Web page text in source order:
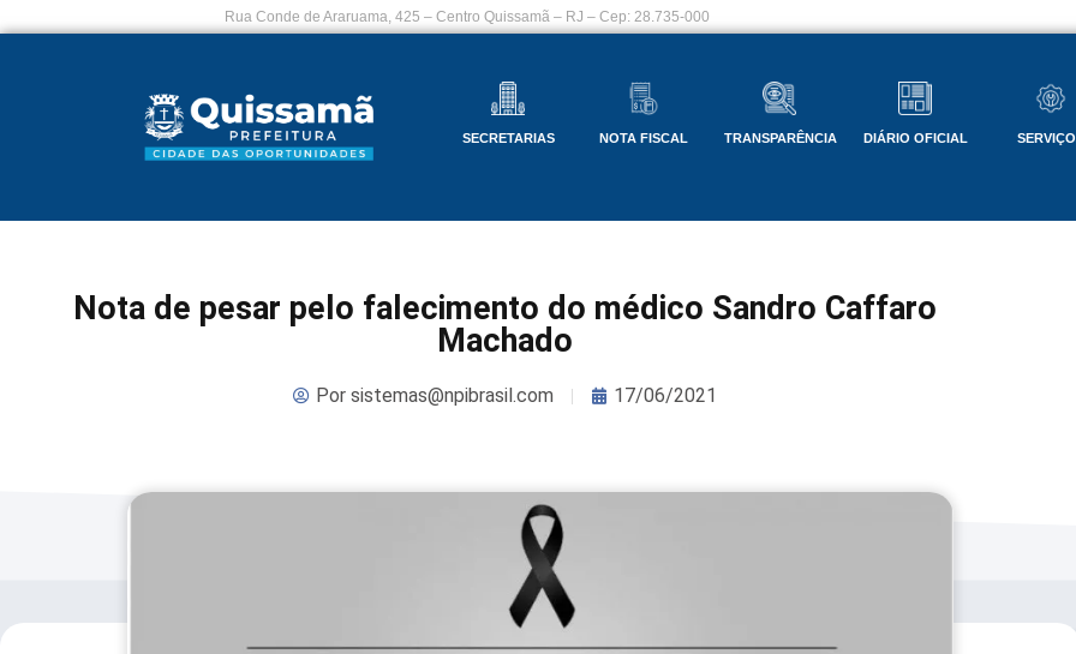
Rua Conde de Araruama, 425 – Centro Quissamã – RJ – Cep: 28.735-000
SECRETARIAS NOTA FISCAL TRANSPARÊNCIA DIÁRIO OFICIAL
Nota de pesar pelo falecimento do médico Sandro Caffaro
Machado
Porsistemas@npibrasil.com 17/06/2021